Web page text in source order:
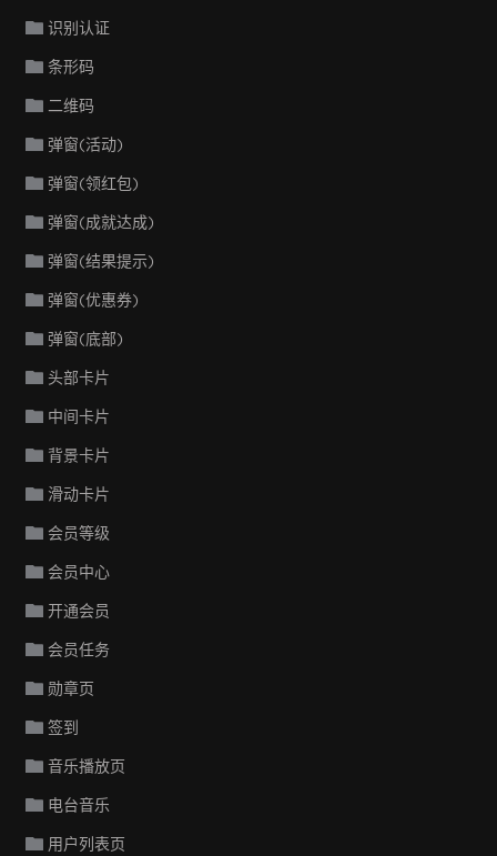
识别认证
条形码
二维码
弹窗(活动)
弹窗(领红包)
弹窗(成就达成)
弹窗(结果提示)
弹窗(优惠券)
弹窗(底部)
头部卡片
中间卡片
背景卡片
滑动卡片
会员等级
会员中心
开通会员
会员任务
勋章页
签到
音乐播放页
电台音乐
用户列表页